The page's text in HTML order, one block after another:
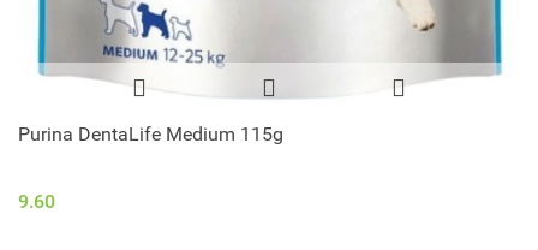
Purina DentaLife Medium 115g
9.60